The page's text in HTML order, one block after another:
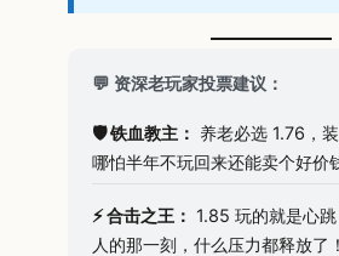
💬 资深老玩家投票建议：
🛡️ 铁血教主： 养老必选 1.76，
哪怕半年不玩回来还能卖个好价
⚡ 合击之王： 1.85 玩的就是心
人的那一刻，什么压力都释放了！